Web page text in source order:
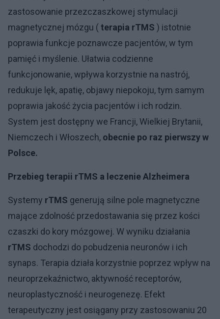
zastosowanie przezczaszkowej stymulacji
magnetycznej mózgu ( terapia rTMS ) istotnie
poprawia funkcje poznawcze pacjentów, w tym
pamięć i myślenie. Ułatwia codzienne
funkcjonowanie, wpływa korzystnie na nastrój,
redukuje lęk, apatię, objawy niepokoju, tym samym
poprawia jakość życia pacjentów i ich rodzin.
System jest dostępny we Francji, Wielkiej Brytanii,
Niemczech i Włoszech, obecnie po raz pierwszy w
Polsce.
Przebieg terapii rTMS a leczenie Alzheimera
Systemy rTMS generują silne pole magnetyczne
mające zdolność przedostawania się przez kości
czaszki do kory mózgowej. W wyniku działania
rTMS dochodzi do pobudzenia neuronów i ich
synaps. Terapia działa korzystnie poprzez wpływ na
neuroprzekaźnictwo, aktywność receptorów,
neuroplastyczność i neurogenezę. Efekt
terapeutyczny jest osiągany przy zastosowaniu 20